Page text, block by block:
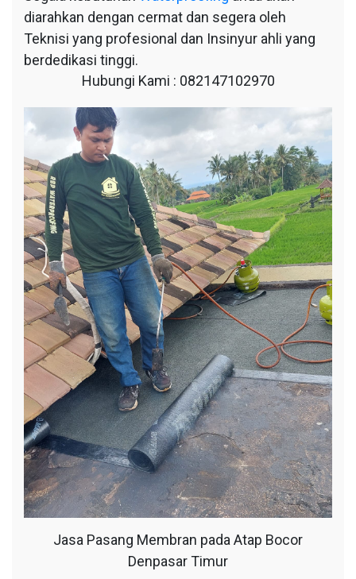
diarahkan dengan cermat dan segera oleh
Teknisi yang profesional dan Insinyur ahli yang
berdedikasi tinggi.
Hubungi Kami : 082147102970
Jasa Pasang Membran pada Atap Bocor
Denpasar Timur